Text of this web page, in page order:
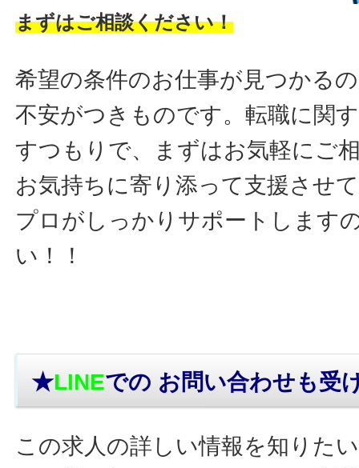
まずはご相談ください！
希望の条件のお仕事が見つかる
不安がつきものです。転職に関
すつもりで、まずはお気軽にご
お気持ちに寄り添って支援させ
プロがしっかりサポートします
い！！
★LINEでの お問い合わせも受
この求人の詳しい情報を知りた